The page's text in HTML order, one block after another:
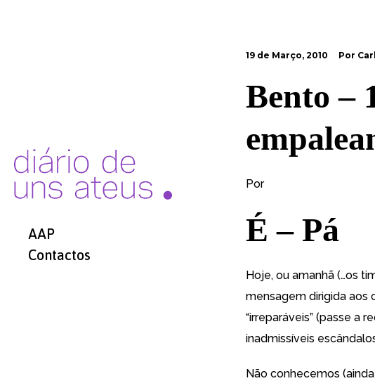
AAP
Contactos
19 de Março, 2010 Por
Bento –
Por
É – Pá
Hoje, ou amanhã (…os
mensagem dirigida aos
“irreparáveis” (passe a
inadmissíveis
Não conhecemos